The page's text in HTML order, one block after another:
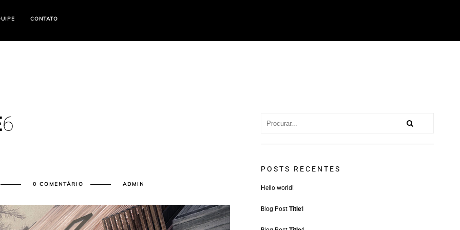
CONTATO
6
0 COMENTÁRIO ADMIN
POSTS RECENTES
Hello world!
Blog Post Title1